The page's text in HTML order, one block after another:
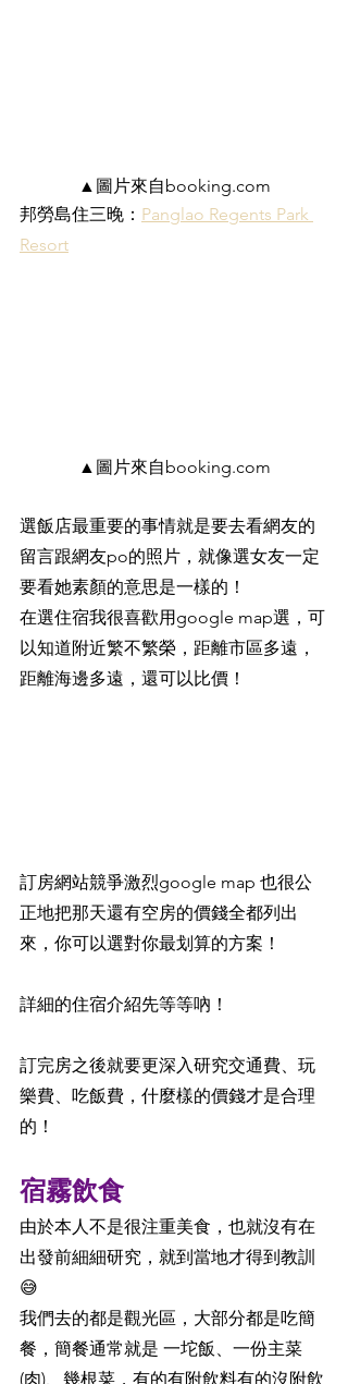
▲圖片來自booking.com
邦勞島住三晚： Panglao Regents Park
Resort
▲圖片來自booking.com
選飯店最重要的事情就是要去看網友的
留言跟網友po的照片，就像選女友一定
要看她素顏的意思是一樣的！
在選住宿我很喜歡用google map選，可
以知道附近繁不繁榮，距離市區多遠，
距離海邊多遠，還可以比價！
訂房網站競爭激烈google map 也很公
正地把那天還有空房的價錢全都列出
來，你可以選對你最划算的方案！
詳細的住宿介紹先等等吶！
訂完房之後就要更深入研究交通費、玩
樂費、吃飯費，什麼樣的價錢才是合理
的！
宿霧飲食
由於本人不是很注重美食，也就沒有在
出發前細細研究，就到當地才得到教訓
😅
我們去的都是觀光區，大部分都是吃簡
餐，簡餐通常就是 一坨飯、一份主菜
(肉)、幾根菜，有的有附飲料有的沒附飲